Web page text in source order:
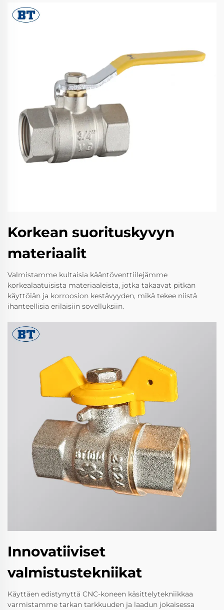
Korkean suorituskyvyn
materiaalit
Valmistamme kultaisia kääntöventtiilejämme
korkealaatuisista materiaaleista, jotka takaavat pitkän
käyttöiän ja korroosion kestävyyden, mikä tekee niistä
ihanteellisia erilaisiin sovelluksiin.
Innovatiiviset
valmistustekniikat
Käyttäen edistynyttä CNC-koneen käsittelytekniikkaa
varmistamme tarkan tarkkuuden ja laadun jokaisessa